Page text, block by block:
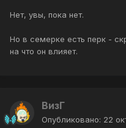
Нет, увы, пока нет.
Но в семерке есть перк -
на что он влияет.
ВизГ
Опубликовано: 22